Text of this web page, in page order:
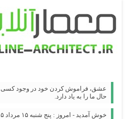
عشق، فراموش كردن خود در وجود
حال ما را به یاد دارد.
خوش آمدید - امروز : پنج شنبه ۱۵ مرداد ۱۴۰۵